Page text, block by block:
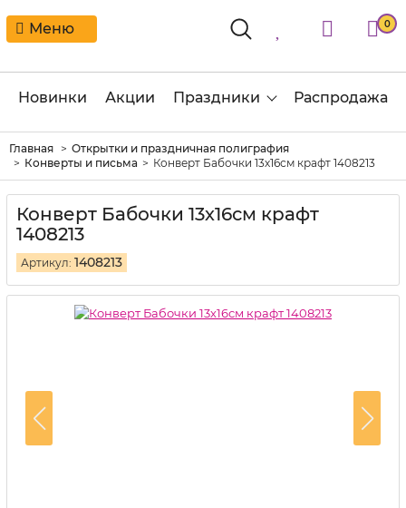
Меню 0
Новинки Акции Праздники Распродажа
Главная
Открытки и праздничная полиграфия
Конверты и письма
Конверт Бабочки 13х16см крафт 1408213
Конверт Бабочки 13х16см крафт
1408213
Артикул: 1408213